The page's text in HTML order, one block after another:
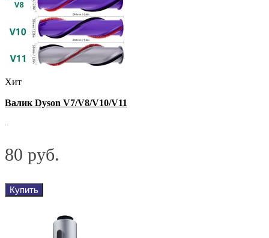
Хит
Валик Dyson V7/V8/V10/V11
80 руб.
Купить